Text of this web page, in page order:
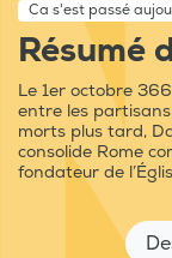
Ca s'est passé
Résumé
Le 1er octobre
entre les
morts plus tard,
consolide Rome
fondateur de